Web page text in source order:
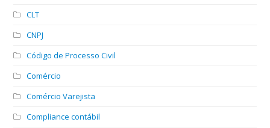
CLT
CNPJ
Código de Processo Civil
Comércio
Comércio Varejista
Compliance contábil